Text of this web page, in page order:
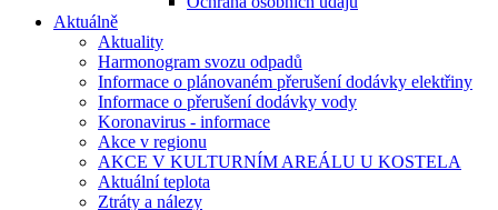
Aktuálně
Aktuality
Harmonogram svozu odpadů
Informace o plánovaném přerušení dodávky elektřiny
Informace o přerušení dodávky vody
Koronavirus - informace
Akce v regionu
AKCE V KULTURNÍM AREÁLU U KOSTELA
Aktuální teplota
Ztráty a nálezy